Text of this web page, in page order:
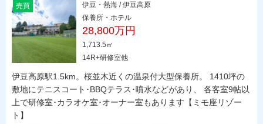
売買
伊豆・熱海 / 伊豆高原
保養所・ホテル
28,800万円
1,713.5㎡
14R+研修室他
伊豆高原駅1.5km。桜並木近くの温泉付大型保養所。 1410坪の
敷地にテニスコート･BBQテラス･噴水などがあり、 各客室9帖以
上で研修室･カラオケ室･オーナー室もあります【ミモ座リゾー
ト】